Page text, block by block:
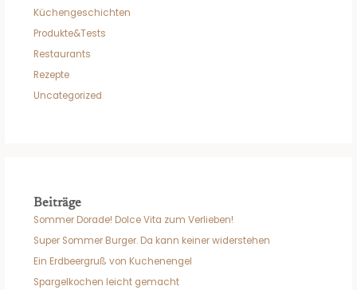
Küchengeschichten
Produkte&Tests
Restaurants
Rezepte
Uncategorized
Beiträge
Sommer Dorade! Dolce Vita zum Verlieben!
Super Sommer Burger. Da kann keiner widerstehen
Ein Erdbeergruß von Kuchenengel
Spargelkochen leicht gemacht